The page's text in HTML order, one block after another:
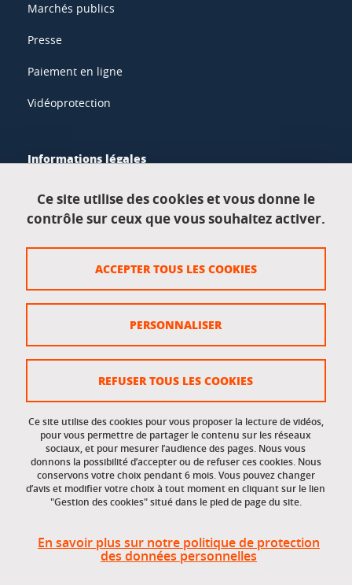
Marchés publics
Presse
Paiement en ligne
Vidéoprotection
Informations légales
Données personnelles
Crédits
Gestion des cookies
Accessibilité : non conforme
Accès réservés
Intranet des étudiants et des personnels
Ce site utilise des cookies et vous donne le
contrôle sur ceux que vous souhaitez activer.
Ce site utilise des cookies pour vous proposer la lecture de vidéos,
pour vous permettre de partager le contenu sur les réseaux
sociaux, et pour mesurer l’audience des pages. Nous vous
donnons la possibilité d’accepter ou de refuser ces cookies. Nous
conservons votre choix pendant 6 mois. Vous pouvez changer
d’avis et modifier votre choix à tout moment en cliquant sur le lien
"Gestion des cookies" situé dans le pied de page du site.
En savoir plus sur notre politique de protection
des données personnelles
ACCEPTER TOUS LES COOKIES
REFUSER TOUS LES COOKIES
PERSONNALISER